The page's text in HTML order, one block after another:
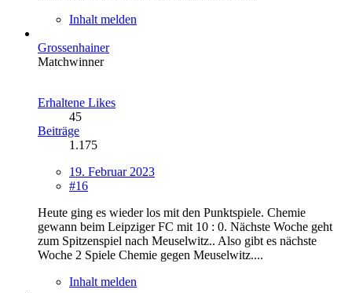
Inhalt melden
Grossenhainer
Matchwinner
Erhaltene Likes
45
Beiträge
1.175
19. Februar 2023
#16
Heute ging es wieder los mit den Punktspiele. Chemie
gewann beim Leipziger FC mit 10 : 0. Nächste Woche geht
zum Spitzenspiel nach Meuselwitz.. Also gibt es nächste
Woche 2 Spiele Chemie gegen Meuselwitz....
Inhalt melden